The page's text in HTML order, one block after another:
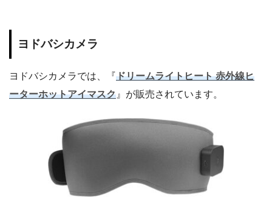
ヨドバシカメラ
ヨドバシカメラでは、『ドリームライトヒート 赤外線ヒ
ーターホットアイマスク 』が販売されています。